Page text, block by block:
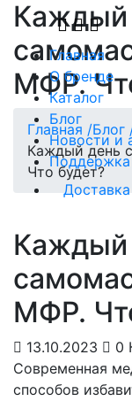
Главная
О бренде
Каталог
Блог
Новости и
Поддержка
Каждый
МФР.
Главная /Блог
Каждый день
Что будет?
Каждый
МФР.
13.10.2023
0
Современная
способов